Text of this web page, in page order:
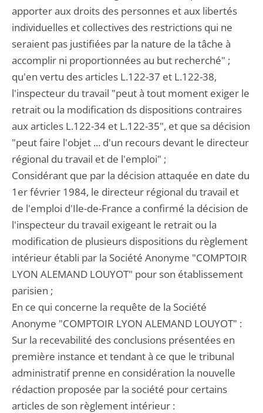
apporter aux droits des personnes et aux libertés
individuelles et collectives des restrictions qui ne
seraient pas justifiées par la nature de la tâche à
accomplir ni proportionnées au but recherché" ;
qu'en vertu des articles L.122-37 et L.122-38,
l'inspecteur du travail "peut à tout moment exiger le
retrait ou la modification ds dispositions contraires
aux articles L.122-34 et L.122-35", et que sa décision
"peut faire l'objet ... d'un recours devant le directeur
régional du travail et de l'emploi" ;
Considérant que par la décision attaquée en date du
1er février 1984, le directeur régional du travail et
de l'emploi d'Ile-de-France a confirmé la décision de
l'inspecteur du travail exigeant le retrait ou la
modification de plusieurs dispositions du règlement
intérieur établi par la Société Anonyme "COMPTOIR
LYON ALEMAND LOUYOT" pour son établissement
parisien ;
En ce qui concerne la requête de la Société
Anonyme "COMPTOIR LYON ALEMAND LOUYOT" :
Sur la recevabilité des conclusions présentées en
première instance et tendant à ce que le tribunal
administratif prenne en considération la nouvelle
rédaction proposée par la société pour certains
articles de son règlement intérieur :